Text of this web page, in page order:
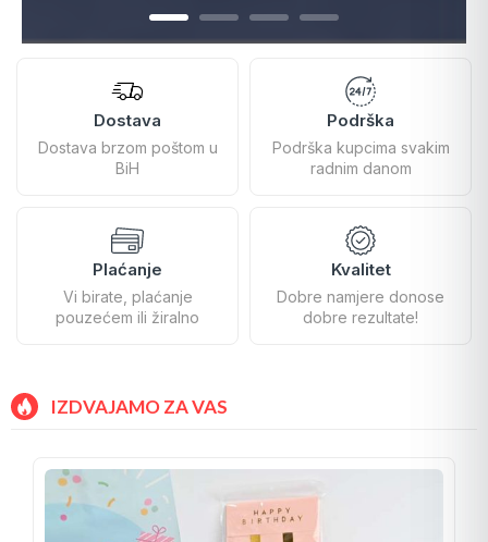
Dostava
Dostava brzom poštom u
BiH
Podrška
Podrška kupcima svakim
radnim danom
Plaćanje
Vi birate, plaćanje
pouzećem ili žiralno
Kvalitet
Dobre namjere donose
dobre rezultate!
IZDVAJAMO ZA VAS